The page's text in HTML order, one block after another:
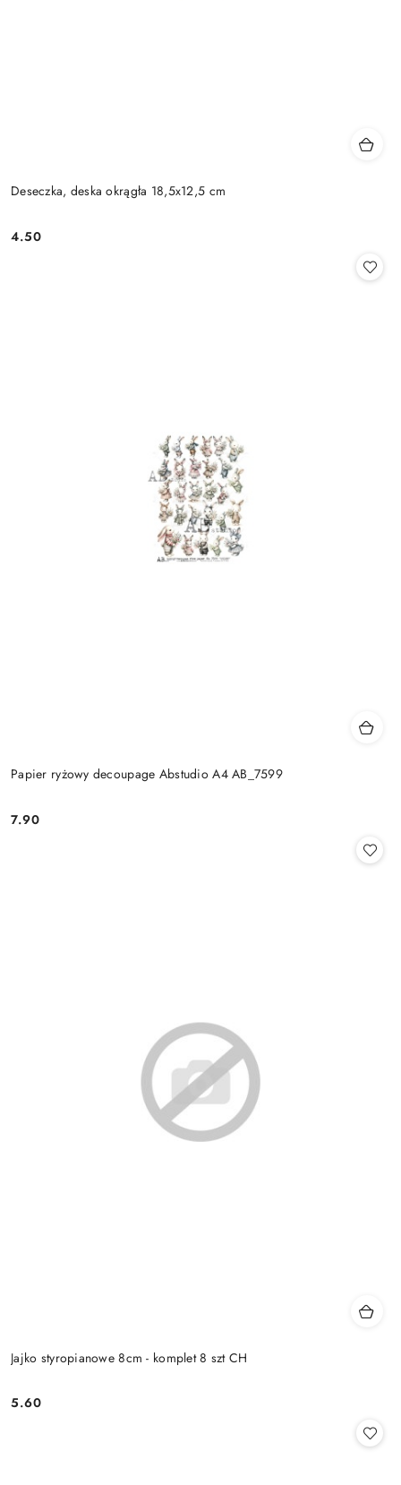
Deseczka, deska okrągła 18,5x12,5 cm
Cena:
4.50
Papier ryżowy decoupage Abstudio A4 AB_7599
Cena:
7.90
Jajko styropianowe 8cm - komplet 8 szt CH
Cena:
5.60